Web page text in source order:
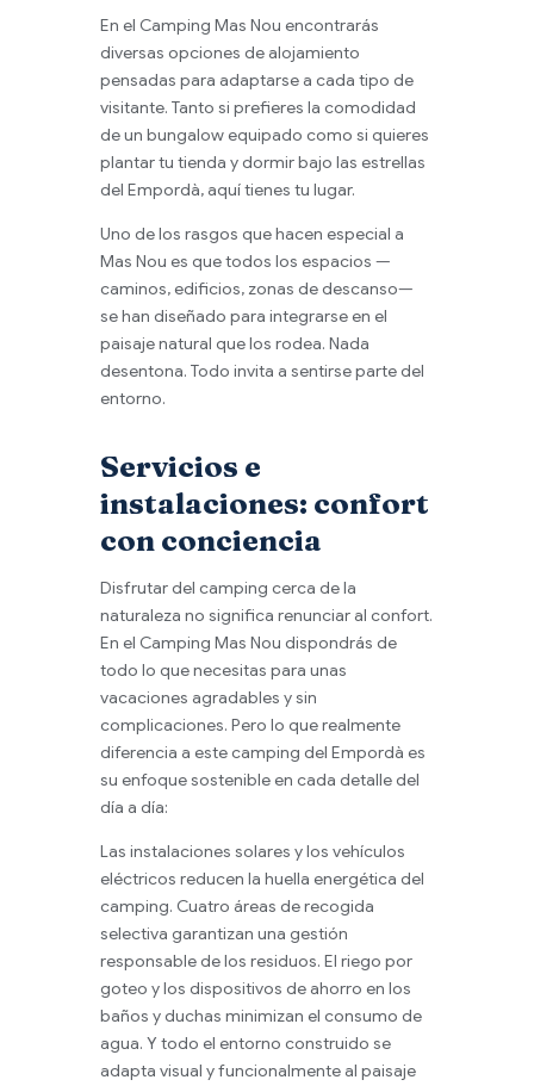
En el Camping Mas Nou encontrarás
diversas opciones de alojamiento
pensadas para adaptarse a cada tipo de
visitante. Tanto si prefieres la comodidad
de un bungalow equipado como si quieres
plantar tu tienda y dormir bajo las estrellas
del Empordà, aquí tienes tu lugar.
Uno de los rasgos que hacen especial a
Mas Nou es que todos los espacios —
caminos, edificios, zonas de descanso—
se han diseñado para integrarse en el
paisaje natural que los rodea. Nada
desentona. Todo invita a sentirse parte del
entorno.
Servicios e
instalaciones: confort
con conciencia
Disfrutar del camping cerca de la
naturaleza no significa renunciar al confort.
En el Camping Mas Nou dispondrás de
todo lo que necesitas para unas
vacaciones agradables y sin
complicaciones. Pero lo que realmente
diferencia a este camping del Empordà es
su enfoque sostenible en cada detalle del
día a día:
Las instalaciones solares y los vehículos
eléctricos reducen la huella energética del
camping. Cuatro áreas de recogida
selectiva garantizan una gestión
responsable de los residuos. El riego por
goteo y los dispositivos de ahorro en los
baños y duchas minimizan el consumo de
agua. Y todo el entorno construido se
adapta visual y funcionalmente al paisaje